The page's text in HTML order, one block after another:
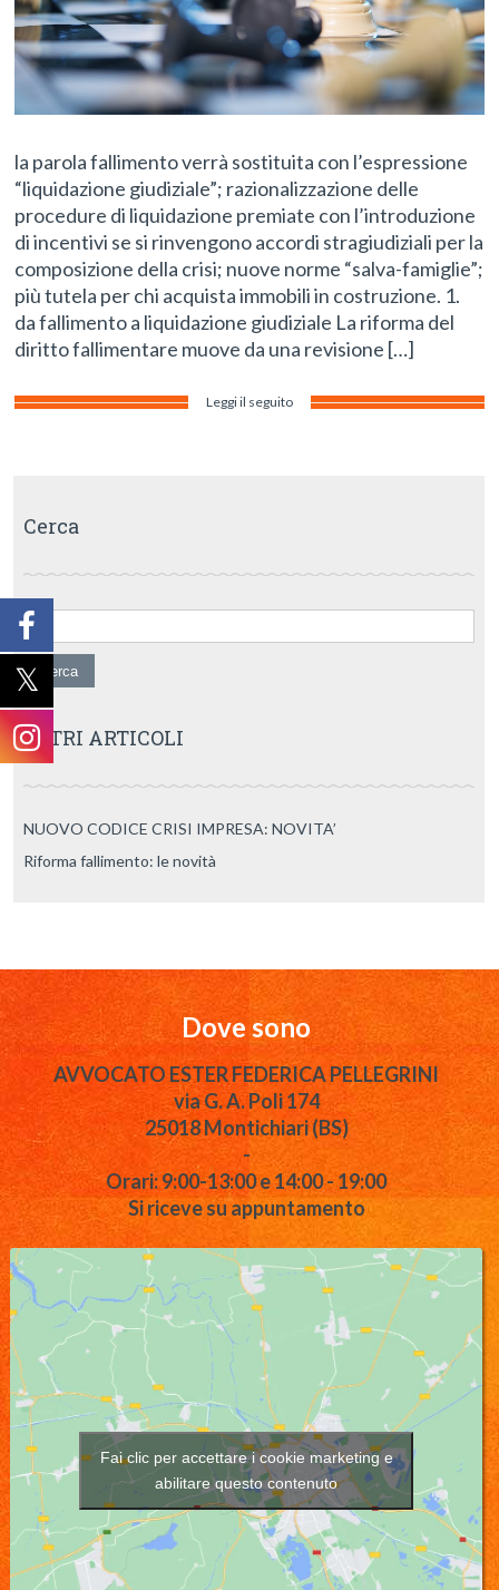
la parola fallimento verrà sostituita con l’espressione
“liquidazione giudiziale”; razionalizzazione delle
procedure di liquidazione premiate con l’introduzione
di incentivi se si rinvengono accordi stragiudiziali per la
composizione della crisi; nuove norme “salva-famiglie”;
più tutela per chi acquista immobili in costruzione. 1.
da fallimento a liquidazione giudiziale La riforma del
diritto fallimentare muove da una revisione […]
Leggi il seguito
Cerca
Ricerca per:
ALTRI ARTICOLI
NUOVO CODICE CRISI IMPRESA: NOVITA’
Riforma fallimento: le novità
Dove sono
AVVOCATO ESTER FEDERICA PELLEGRINI
via G. A. Poli 174
25018 Montichiari (BS)
-
Orari: 9:00-13:00 e 14:00 - 19:00
Si riceve su appuntamento
Fai clic per accettare i cookie marketing e
abilitare questo contenuto